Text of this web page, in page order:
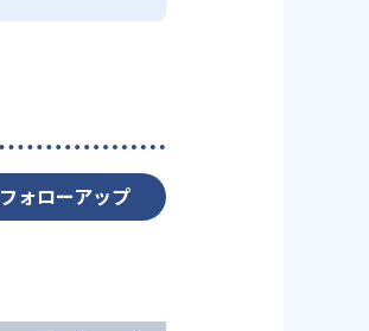
フォローアップ